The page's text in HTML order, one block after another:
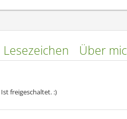
Lesezeichen Über
Ist freigeschaltet. :)